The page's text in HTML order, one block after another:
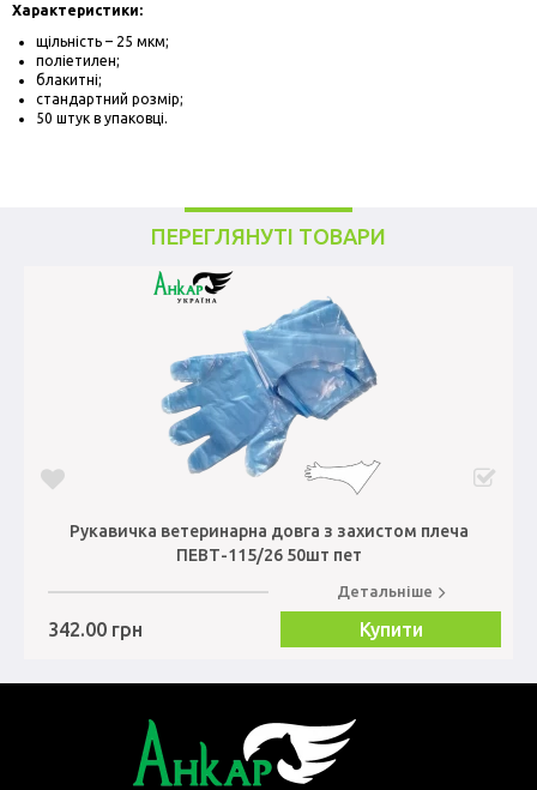
Характеристики:
щільність – 25 мкм;
поліетилен;
блакитні;
стандартний розмір;
50 штук в упаковці.
ПЕРЕГЛЯНУТІ ТОВАРИ
Рукавичка ветеринарна довга з захистом плеча
ПЕВТ-115/26 50шт пет
342.00 грн
Детальніше
Купити